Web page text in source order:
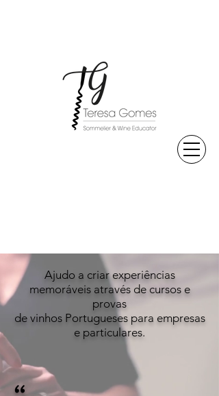
Ajudo a criar experiências
memoráveis através de cursos e
provas
de vinhos Portugueses para empresas
e particulares.